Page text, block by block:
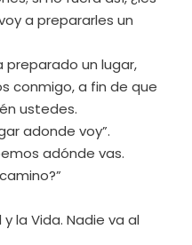
a prepararles un
preparado un lugar,
conmigo, a fin de que
ustedes.
adonde voy”.
adónde vas.
la Vida. Nadie va al